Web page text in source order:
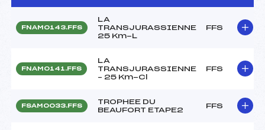
FNAM0143.FFS
LA
TRANSJURASSIENNE
25 Km-L
FFS
FNAM0141.FFS
LA
TRANSJURASSIENNE
– 25 Km-Cl
FFS
FSAM0033.FFS
TROPHEE DU
BEAUFORT ETAPE2
FFS